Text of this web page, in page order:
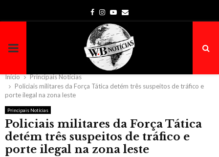
Facebook
Instagram
Youtube
Email
PRIMARY
MENU
Início
Principais Notícias
Policiais militares da Força Tática detém três suspeitos de tráfico e
porte ilegal na zona leste
Principais Notícias
Policiais militares da Força Tática
detém três suspeitos de tráfico e
porte ilegal na zona leste